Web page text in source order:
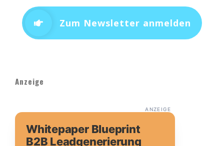
Zum Newsletter anmelden
Anzeige